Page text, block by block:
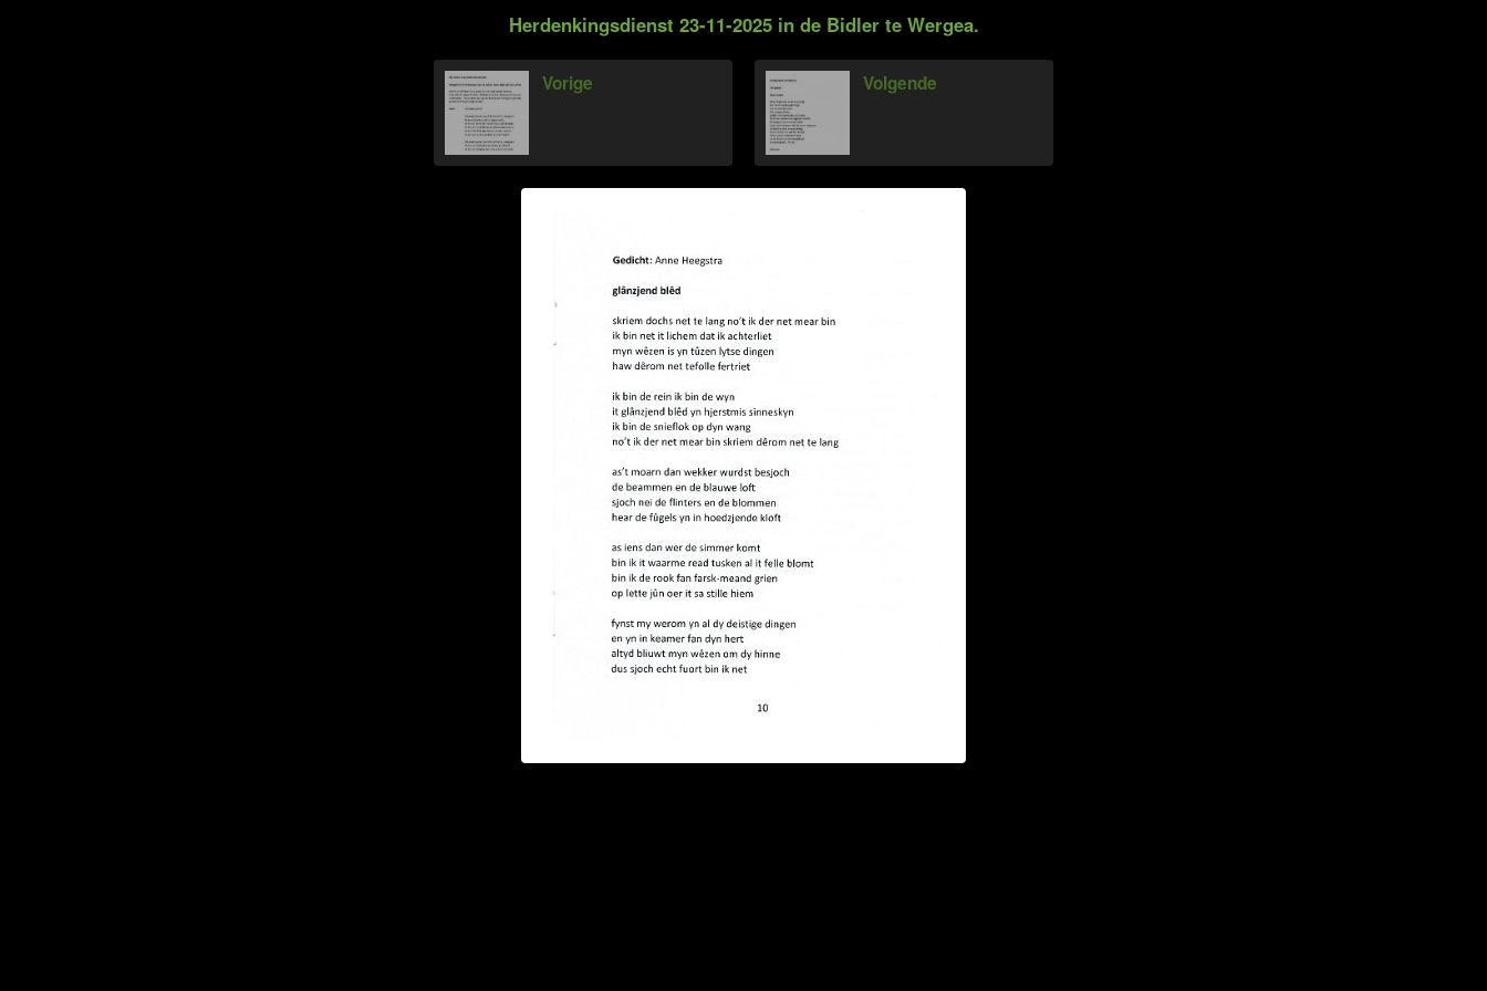
Herdenkingsdienst 23-11-2025 in de Bidler te Wergea.
Vorige Volgende